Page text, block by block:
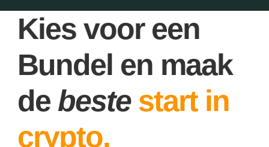
Kies voor een
Bundel en maak
de beste start in
crypto.